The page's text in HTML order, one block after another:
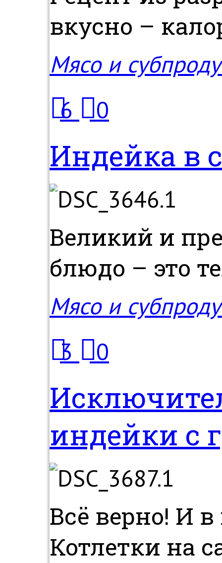
вкусно –
Мясо и
6
0
Индейка в
Великий и
блюдо – это
Мясо и
3
0
индейки с
Всё верно! И
Котлетки на